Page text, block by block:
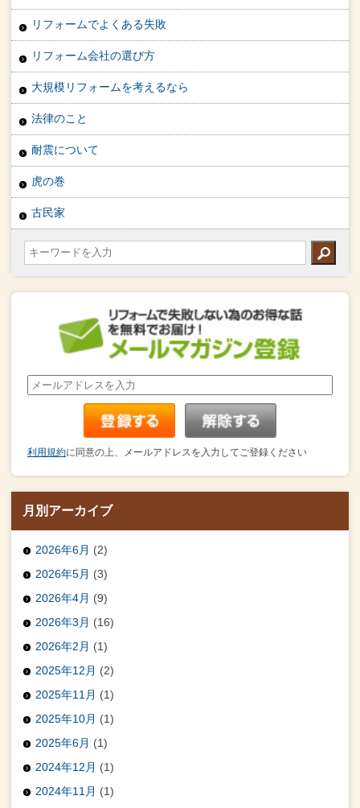
リフォームでよくある失敗
リフォーム会社の選び方
大規模リフォームを考えるなら
法律のこと
耐震について
虎の巻
古民家
利用規約に同意の上、メールアドレスを入力してご登録ください
月別アーカイブ
2026年6月 (2)
2026年5月 (3)
2026年4月 (9)
2026年3月 (16)
2026年2月 (1)
2025年12月 (2)
2025年11月 (1)
2025年10月 (1)
2025年6月 (1)
2024年12月 (1)
2024年11月 (1)